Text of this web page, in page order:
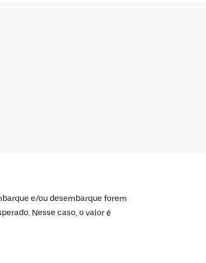
e/ou desembarque forem
Nesse caso, o valor é